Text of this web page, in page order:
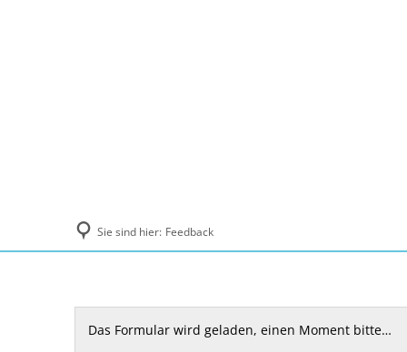
Sie sind hier: Feedback
FeedbackDas Formular wird geladen, einen Moment bitte…